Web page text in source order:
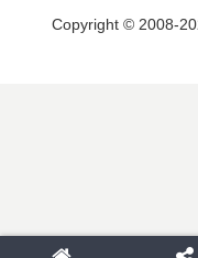
Copyright © 2008-